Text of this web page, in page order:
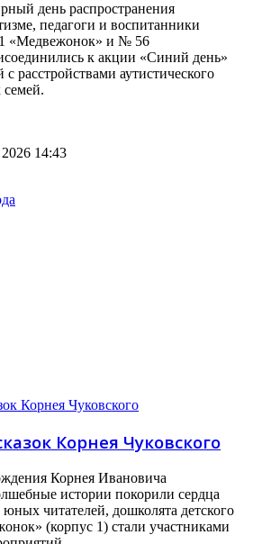
день распространения
педагоги и воспитанники
«Медвежонок» и № 56
к акции «Синий день»
расстройствами аутистического
14:43
Корнея Чуковского
Корнея Ивановича
истории покорили сердца
читателей, дошколята детского
(корпус 1) стали участниками